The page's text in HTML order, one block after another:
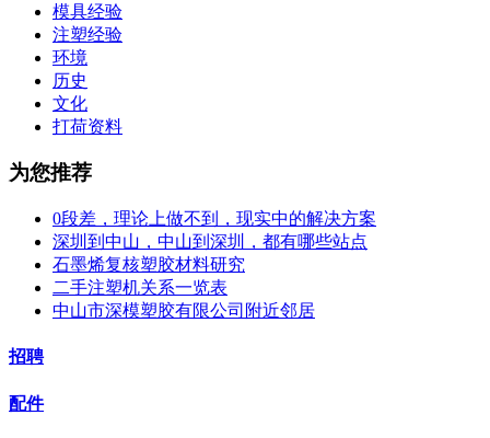
模具经验
注塑经验
环境
历史
文化
打荷资料
为您推荐
0段差，理论上做不到，现实中的解决方案
深圳到中山，中山到深圳，都有哪些站点
石墨烯复核塑胶材料研究
二手注塑机关系一览表
中山市深模塑胶有限公司附近邻居
招聘
配件